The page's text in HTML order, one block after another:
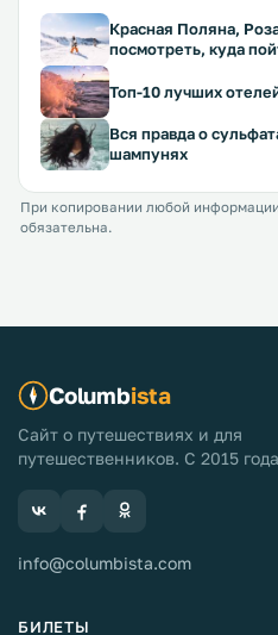
Красная Поляна,
посмотреть, куда
Топ-10 лучших
Вся правда о
шампунях
При копировании любой
обязательна.
Columbista
Сайт о путешествиях и для
путешественников. С 2015
info@columbista.com
БИЛЕТЫ